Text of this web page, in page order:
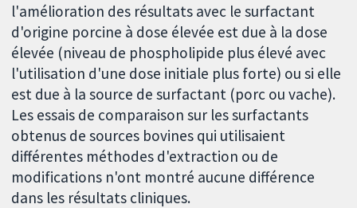
l'amélioration des résultats avec le surfactant
d'origine porcine à dose élevée est due à la dose
élevée (niveau de phospholipide plus élevé avec
l'utilisation d'une dose initiale plus forte) ou si elle
est due à la source de surfactant (porc ou vache).
Les essais de comparaison sur les surfactants
obtenus de sources bovines qui utilisaient
différentes méthodes d'extraction ou de
modifications n'ont montré aucune différence
dans les résultats cliniques.